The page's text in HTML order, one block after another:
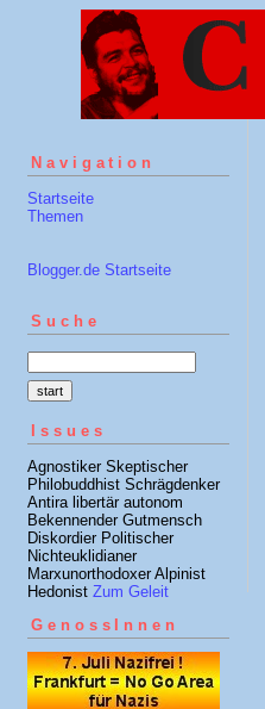
Navigation
Startseite
Themen
Blogger.de Startseite
Suche
Issues
Agnostiker Skeptischer
Philobuddhist Schrägdenker
Antira libertär autonom
Bekennender Gutmensch
Diskordier Politischer
Nichteuklidianer
Marxunorthodoxer Alpinist
Hedonist Zum Geleit
GenossInnen